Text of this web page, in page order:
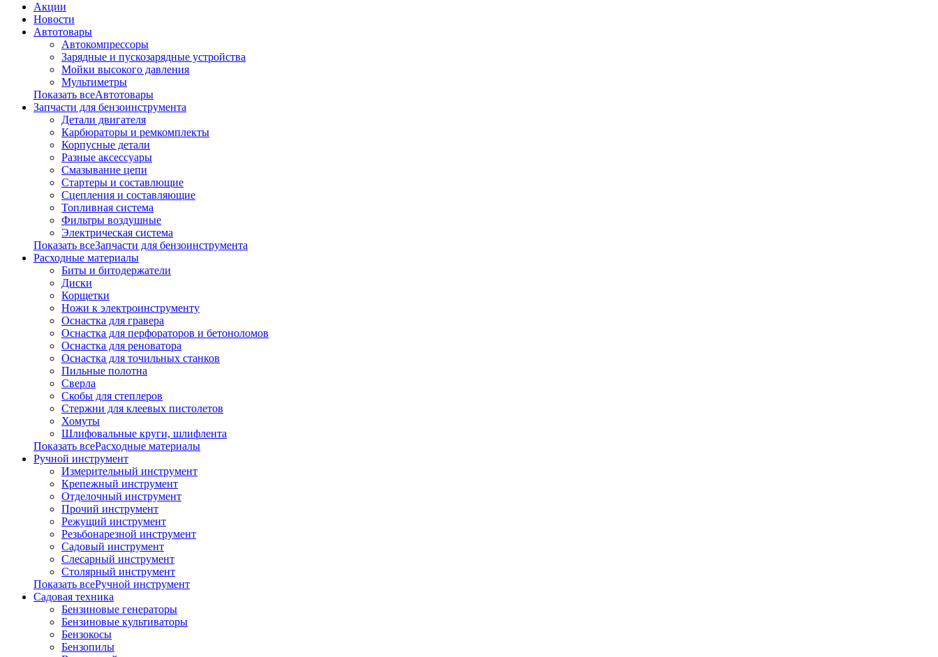
Акции
Новости
Автотовары
Автокомпрессоры
Зарядные и пускозарядные устройства
Мойки высокого давления
Мультиметры
Показать всеАвтотовары
Запчасти для бензоинструмента
Детали двигателя
Карбюраторы и ремкомплекты
Корпусные детали
Разные аксессуары
Смазывание цепи
Стартеры и составлющие
Сцепления и составляющие
Топливная система
Фильтры воздушные
Электрическая система
Показать всеЗапчасти для бензоинструмента
Расходные материалы
Биты и битодержатели
Диски
Корщетки
Ножи к электроинструменту
Оснастка для гравера
Оснастка для перфораторов и бетоноломов
Оснастка для реноватора
Оснастка для точильных станков
Пильные полотна
Сверла
Скобы для степлеров
Стержни для клеевых пистолетов
Хомуты
Шлифовальные круги, шлифлента
Показать всеРасходные материалы
Ручной инструмент
Измерительный инструмент
Крепежный инструмент
Отделочный инструмент
Прочий инструмент
Режущий инструмент
Резьбонарезной инструмент
Садовый инструмент
Слесарный инструмент
Столярный инструмент
Показать всеРучной инструмент
Садовая техника
Бензиновые генераторы
Бензиновые культиваторы
Бензокосы
Бензопилы